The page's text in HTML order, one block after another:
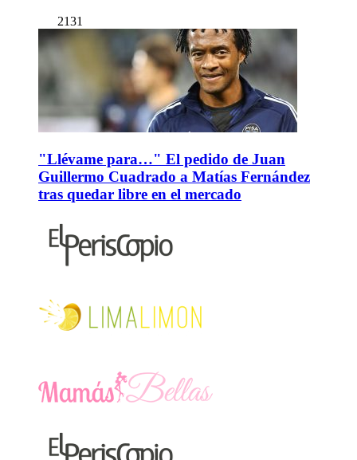
2131
"Llévame para…" El pedido de Juan
Guillermo Cuadrado a Matías Fernández
tras quedar libre en el mercado